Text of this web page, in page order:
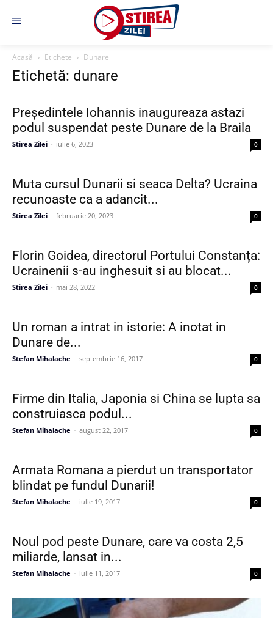
Acasă Etichete Dunare
Etichetă: dunare
Președintele Iohannis inaugureaza astazi
podul suspendat peste Dunare de la Braila
Stirea Zilei - iulie 6, 2023 0
Muta cursul Dunarii si seaca Delta? Ucraina
recunoaste ca a adancit...
Stirea Zilei - februarie 20, 2023 0
Florin Goidea, directorul Portului Constanța:
Ucrainenii s-au inghesuit si au blocat...
Stirea Zilei - mai 28, 2022 0
Un roman a intrat in istorie: A inotat in
Dunare de...
Stefan Mihalache - septembrie 16, 2017 0
Firme din Italia, Japonia si China se lupta sa
construiasca podul...
Stefan Mihalache - august 22, 2017 0
Armata Romana a pierdut un transportator
blindat pe fundul Dunarii!
Stefan Mihalache - iulie 19, 2017 0
Noul pod peste Dunare, care va costa 2,5
miliarde, lansat in...
Stefan Mihalache - iulie 11, 2017 0